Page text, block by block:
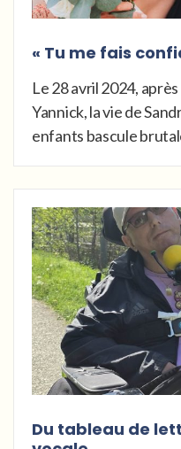
« Tu me fais
Le 28 avril 2024,
Yannick, la vie de
enfants bascule
Du tableau de